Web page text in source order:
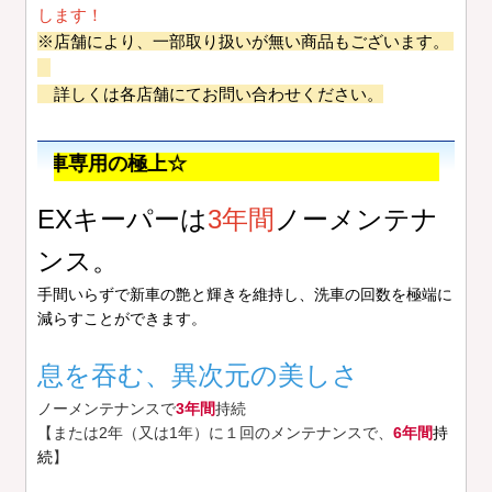
します！
※店舗により、一部取り扱いが無い商品もございます。
詳しくは各店舗にてお問い合わせください。
極上☆
EXキーパーは3年間 ノーメンテナ
ンス。
手間いらずで新車の艶と輝きを維持し、洗車の回数を極端に
減らすことができます。
息を吞む、異次元の美しさ
ノーメンテナンスで3年間持続
【または2年（又は1年）に１回のメンテナンスで、6年間持
続】